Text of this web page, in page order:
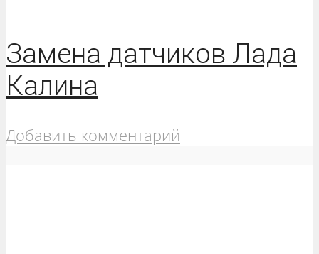
Замена датчиков Лада
Калина
Добавить комментарий